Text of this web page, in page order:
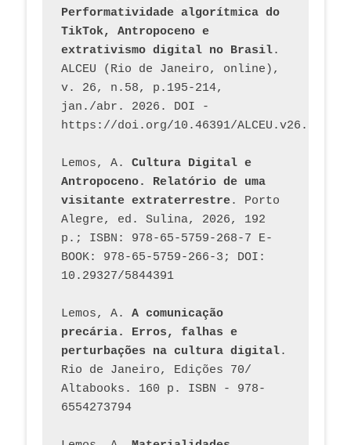
Performatividade algorítmica do
TikTok, Antropoceno e
extrativismo digital no Brasil.
ALCEU (Rio de Janeiro, online),
v. 26, n.58, p.195-214,
jan./abr. 2026. DOI -
https://doi.org/10.46391/
Lemos, A. Cultura Digital e
Antropoceno. Relatório de uma
visitante extraterrestre. Porto
Alegre, ed. Sulina, 2026, 192
p.; ISBN: 978-65-5759-268-7 E-
BOOK: 978-65-5759-266-3; DOI:
10.29327/5844391
Lemos, A. A comunicação
precária. Erros, falhas e
perturbações na cultura digital.
Rio de Janeiro, Edições 70/
Altabooks. 160 p. ISBN - 978-
6554273794